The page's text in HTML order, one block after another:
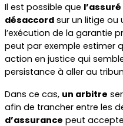
Il est possible que
désaccord sur un litige ou
l’exécution de la garantie
peut par exemple estimer
action en justice qui
persistance à aller au
Dans ce cas, un arbitre
afin de trancher entre les
d’assurance peut